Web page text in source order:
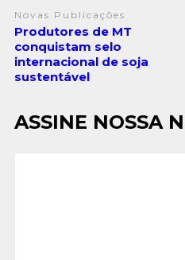
Novas Publicações
Produtores de MT
conquistam selo
internacional de soja
sustentável
ASSINE NOSSA